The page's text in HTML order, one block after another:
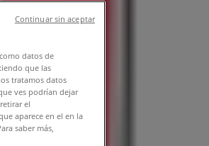
datos de
que las
tratamos datos
ves podrían dejar
el
aparece en el en la
saber más,
Continuar sin aceptar